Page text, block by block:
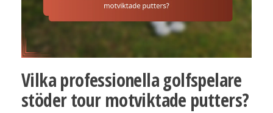
Vilka professionella golfspelare
stöder tour motviktade putters?